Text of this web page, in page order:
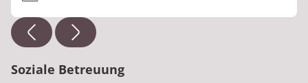
Soziale Betreuung